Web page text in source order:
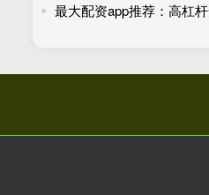
最大配资app推荐：高杠